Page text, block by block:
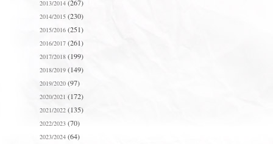
2013/2014(267)
2014/2015(230)
2015/2016(251)
2016/2017(261)
2017/2018(199)
2018/2019(149)
2019/2020(97)
2020/2021 (172)
2021/2022(135)
2022/2023(70)
2023/2024(64)